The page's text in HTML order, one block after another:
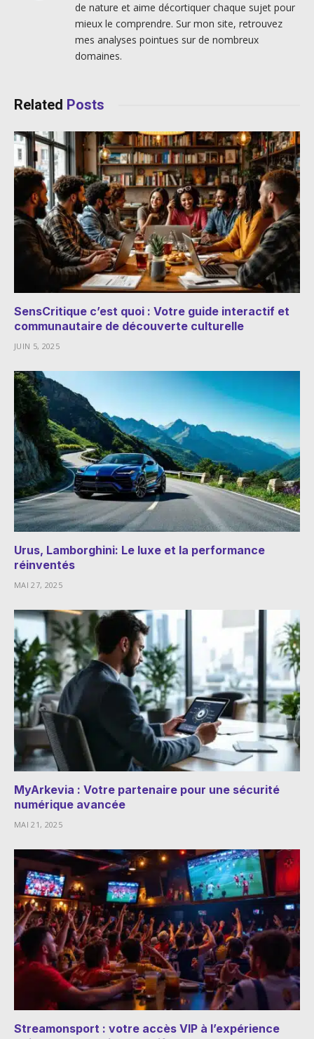
de nature et aime décortiquer chaque sujet pour
mieux le comprendre. Sur mon site, retrouvez
mes analyses pointues sur de nombreux
domaines.
Related Posts
SensCritique c’est quoi : Votre guide interactif et
communautaire de découverte culturelle
JUIN 5, 2025
Urus, Lamborghini: Le luxe et la performance
réinventés
MAI 27, 2025
MyArkevia : Votre partenaire pour une sécurité
numérique avancée
MAI 21, 2025
Streamonsport : votre accès VIP à l’expérience